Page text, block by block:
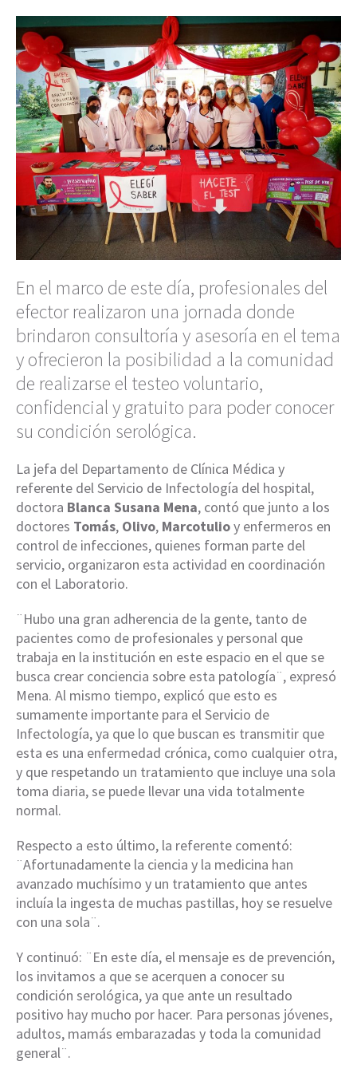
En el marco de este día, profesionales del
efector realizaron una jornada donde
brindaron consultoría y asesoría en el tema
y ofrecieron la posibilidad a la comunidad
de realizarse el testeo voluntario,
confidencial y gratuito para poder conocer
su condición serológica.
La jefa del Departamento de Clínica Médica y
referente del Servicio de Infectología del hospital,
doctora Blanca Susana Mena, contó que junto a los
doctores Tomás, Olivo, Marcotulioy enfermeros en
control de infecciones, quienes forman parte del
servicio, organizaron esta actividad en coordinación
con el Laboratorio.
¨Hubo una gran adherencia de la gente, tanto de
pacientes como de profesionales y personal que
trabaja en la institución en este espacio en el que se
busca crear conciencia sobre esta patología¨, expresó
Mena. Al mismo tiempo, explicó que esto es
sumamente importante para el Servicio de
Infectología, ya que lo que buscan es transmitir que
esta es una enfermedad crónica, como cualquier otra,
y que respetando un tratamiento que incluye una sola
toma diaria, se puede llevar una vida totalmente
normal.
Respecto a esto último, la referente comentó:
¨Afortunadamente la ciencia y la medicina han
avanzado muchísimo y un tratamiento que antes
incluía la ingesta de muchas pastillas, hoy se resuelve
con una sola¨.
Y continuó: ¨En este día, el mensaje es de prevención,
los invitamos a que se acerquen a conocer su
condición serológica, ya que ante un resultado
positivo hay mucho por hacer. Para personas jóvenes,
adultos, mamás embarazadas y toda la comunidad
general¨.